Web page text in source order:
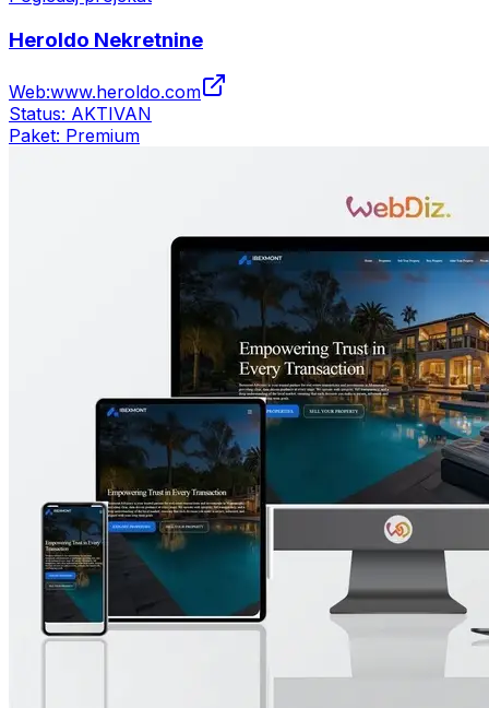
Heroldo Nekretnine
Web:www.heroldo.com
Status: AKTIVAN
Paket: Premium